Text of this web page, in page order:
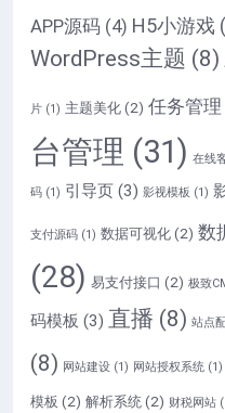
APP源码 (4) H5小游戏
WordPress主题 (8)
片 (1) 主题美化 (2) 任务管理
台管理 (31) 在线
码 (1) 引导页 (3) 影视模板 (1)
支付源码 (1) 数据可视化 (2) 数
(28) 易支付接口 (2) 极致
码模板 (3) 直播 (8) 站点
(8) 网站建设 (1) 网站授权系统 (1)
模板 (2) 解析系统 (2) 财税网站